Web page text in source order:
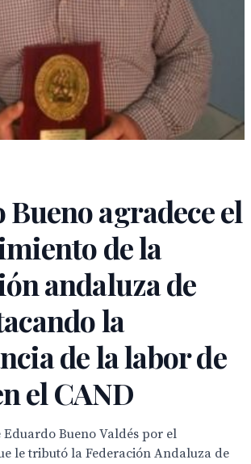
agradece el
de la
andaluza de
la
de la labor de
el CAND
Bueno Valdés por el
le tributó la Federación Andaluza de